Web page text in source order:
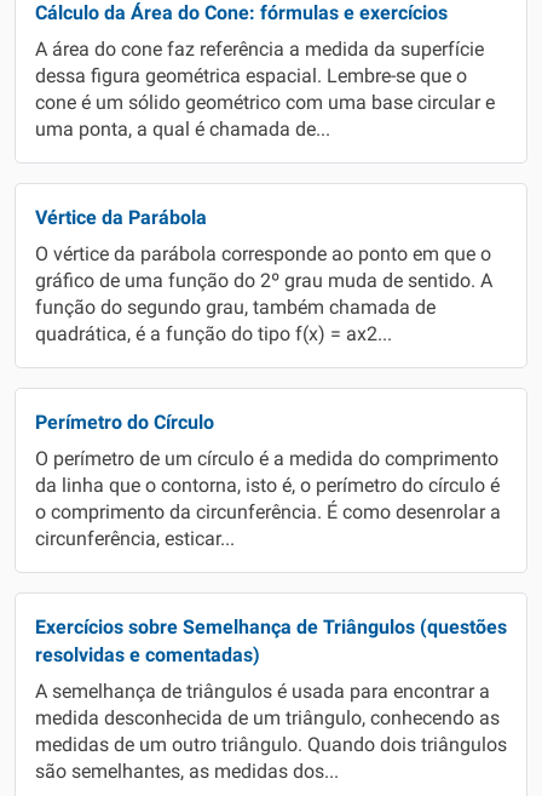
Cálculo da Área do Cone: fórmulas e exercícios
A área do cone faz referência a medida da superfície
dessa figura geométrica espacial. Lembre-se que o
cone é um sólido geométrico com uma base circular e
uma ponta, a qual é chamada de...
Vértice da Parábola
O vértice da parábola corresponde ao ponto em que o
gráfico de uma função do 2º grau muda de sentido. A
função do segundo grau, também chamada de
quadrática, é a função do tipo f(x) = ax2...
Perímetro do Círculo
O perímetro de um círculo é a medida do comprimento
da linha que o contorna, isto é, o perímetro do círculo é
o comprimento da circunferência. É como desenrolar a
circunferência, esticar...
Exercícios sobre Semelhança de Triângulos (questões
resolvidas e comentadas)
A semelhança de triângulos é usada para encontrar a
medida desconhecida de um triângulo, conhecendo as
medidas de um outro triângulo. Quando dois triângulos
são semelhantes, as medidas dos...